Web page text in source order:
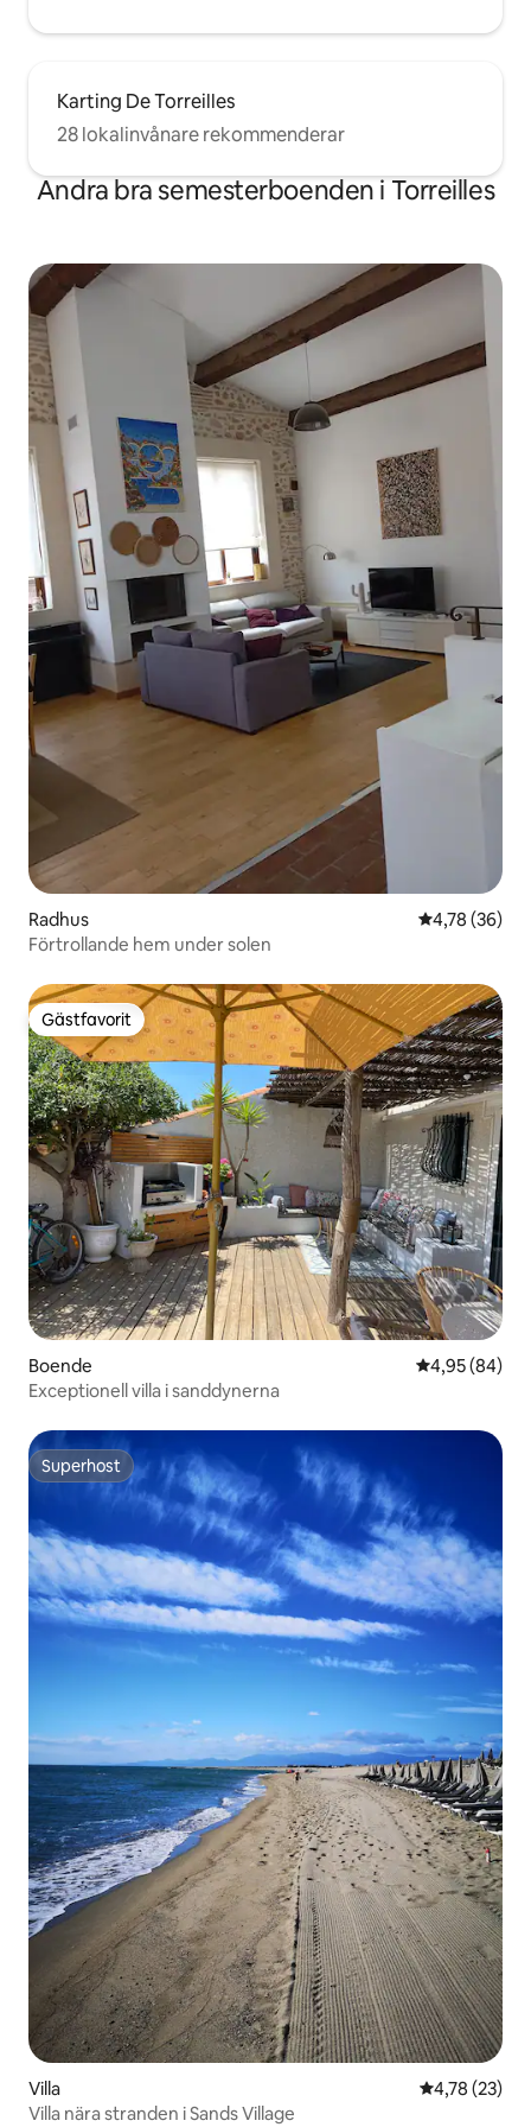
Karting De Torreilles
28 lokalinvånare rekommenderar
Andra bra semesterboenden i Torreilles
Radhus 4,78 av 5 i
4,78 (36)
Förtrollande hem under solen
Gästfavorit
Gästfavorit
Boende 4,95 av 5 i
4,95 (84)
Exceptionell villa i sanddynerna
Superhost
Superhost
Villa 4,78 av 5 i
4,78 (23)
Villa nära stranden i Sands Village